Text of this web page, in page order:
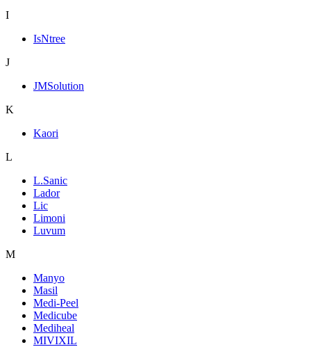
I
IsNtree
J
JMSolution
K
Kaori
L
L.Sanic
Lador
Lic
Limoni
Luvum
M
Manyo
Masil
Medi-Peel
Medicube
Mediheal
MIVIXIL